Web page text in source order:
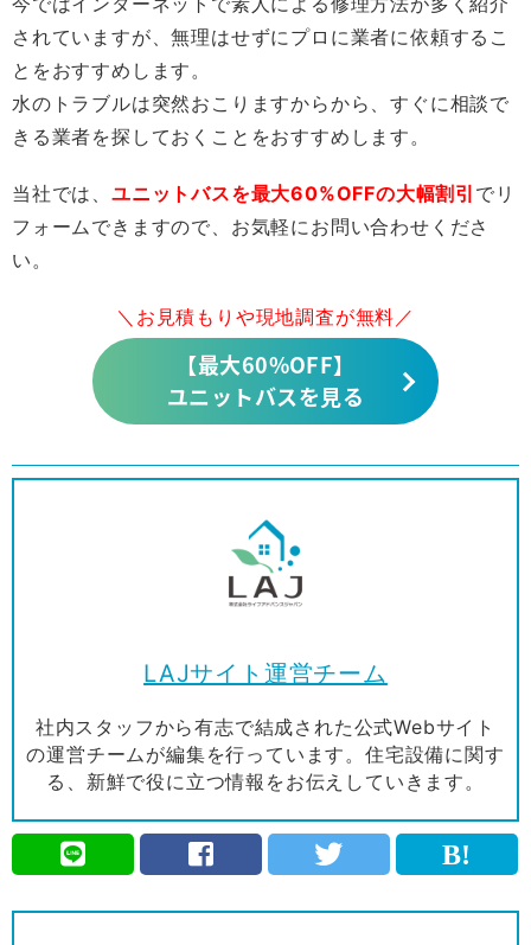
されていますが、無理はせずにプロに業者に依頼するこ
とをおすすめします。
水のトラブルは突然おこりますからから、すぐに相談で
きる業者を探しておくことをおすすめします。
当社では、 ユニットバスを最大60%OFFの大幅割引 でリ
フォームできますので、お気軽にお問い合わせくださ
い。
＼お見積もりや現地調査が無料／
【最大60%OFF】
ユニットバスを見る
LAJサイト運営チーム
社内スタッフから有志で結成された公式Webサイト
の運営チームが編集を行っています。住宅設備に関す
る、新鮮で役に立つ情報をお伝えしていきます。